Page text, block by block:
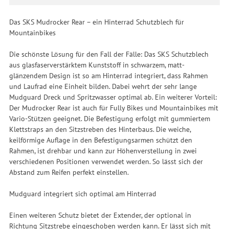
Das SKS Mudrocker Rear – ein Hinterrad Schutzblech für
Mountainbikes
Die schönste Lösung für den Fall der Fälle: Das SKS Schutzblech
aus glasfaserverstärktem Kunststoff in schwarzem, matt-
glänzendem Design ist so am Hinterrad integriert, dass Rahmen
und Laufrad eine Einheit bilden. Dabei wehrt der sehr lange
Mudguard Dreck und Spritzwasser optimal ab. Ein weiterer Vorteil:
Der Mudrocker Rear ist auch für Fully Bikes und Mountainbikes mit
Vario-Stützen geeignet. Die Befestigung erfolgt mit gummiertem
Klettstraps an den Sitzstreben des Hinterbaus. Die weiche,
keilförmige Auflage in den Befestigungsarmen schützt den
Rahmen, ist drehbar und kann zur Höhenverstellung in zwei
verschiedenen Positionen verwendet werden. So lässt sich der
Abstand zum Reifen perfekt einstellen.
Mudguard integriert sich optimal am Hinterrad
Einen weiteren Schutz bietet der Extender, der optional in
Richtung Sitzstrebe eingeschoben werden kann. Er lässt sich mit